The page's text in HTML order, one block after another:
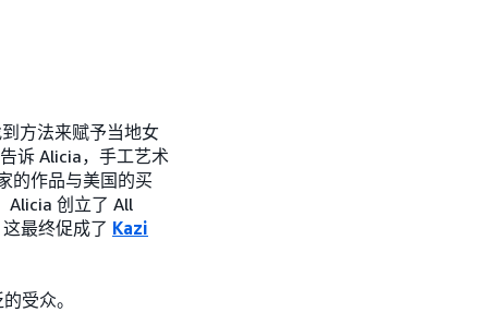
方法来赋予当地女
诉 Alicia，手工艺术
的作品与美国的买
Alicia 创立了 All
最终促成了 Kazi
受众。